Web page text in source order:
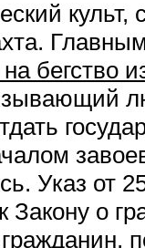
культ,
бегство
Указ от
Закону о